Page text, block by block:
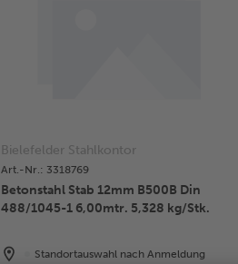
Bielefelder Stahlkontor
Art.-Nr.: 3318769
Betonstahl Stab 12mm B500B Din
488/1045-1 6,00mtr. 5,328 kg/Stk.
Standortauswahl nach Anmeldung